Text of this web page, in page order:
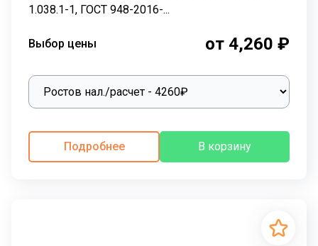
1.038.1-1, ГОСТ 948-2016-...
Выбор цены от 4,260 ₽
Подробнее В корзину